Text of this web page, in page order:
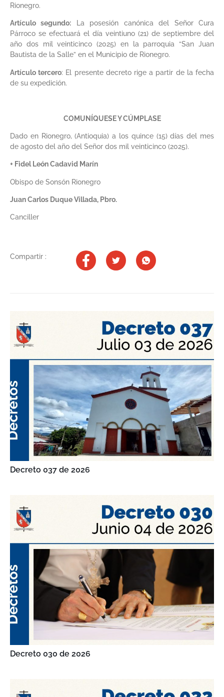
Rionegro.
Artículo segundo: La posesión canónica del Señor Cura
Párroco se efectuará el día veintiuno (21) de septiembre del
año dos mil veinticinco (2025) en la parroquia “San Juan
Bautista de la Salle” en el Municipio de Rionegro.
Artículo tercero: El presente decreto rige a partir de la fecha
de su expedición.
COMUNÍQUESE Y CÚMPLASE
Dado en Rionegro, (Antioquia) a los quince (15) días del mes
de agosto del año del Señor dos mil veinticinco (2025).
+ Fidel León Cadavid Marín
Obispo de Sonsón Rionegro
Juan Carlos Duque Villada, Pbro.
Canciller
Compartir :
Decreto 037 de 2026
Decreto 030 de 2026